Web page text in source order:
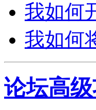
我如何
我如何
论坛高